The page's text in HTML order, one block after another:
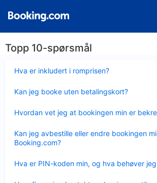
Topp 10-spørsmål
Hva er inkludert i romprisen?
mindre
Kan jeg booke uten betalingskort?
mindre
Hvordan vet jeg at bookingen min er
mindre
Kan jeg avbestille eller endre bookingen
Booking.com?
mindre
Hva er PIN-koden min, og hva behøver
mindre